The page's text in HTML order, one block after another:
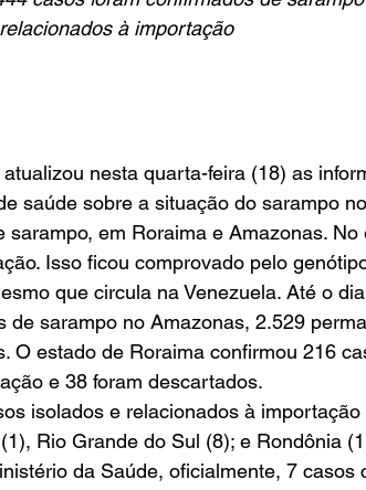
à importação
nesta quarta-feira (18) as
saúde sobre a situação do sarampo
sarampo, em Roraima e Amazonas.
Isso ficou comprovado pelo
que circula na Venezuela. Até o
de sarampo no Amazonas, 2.529
O estado de Roraima confirmou 216
e 38 foram descartados.
isolados e relacionados à
Rio Grande do Sul (8); e Rondônia
da Saúde, oficialmente, 7 casos